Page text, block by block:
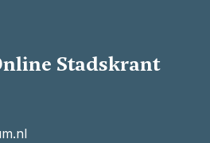
Stadskrant